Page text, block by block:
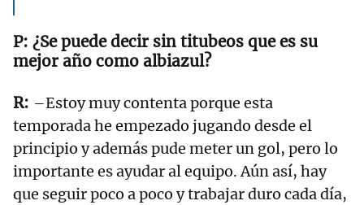
¿Se puede decir sin titubeos que es su
mejor año como albiazul?
–Estoy muy contenta porque esta
temporada he empezado jugando desde el
principio y además pude meter un gol, pero lo
importante es ayudar al equipo. Aún así, hay
que seguir poco a poco y trabajar duro cada día,